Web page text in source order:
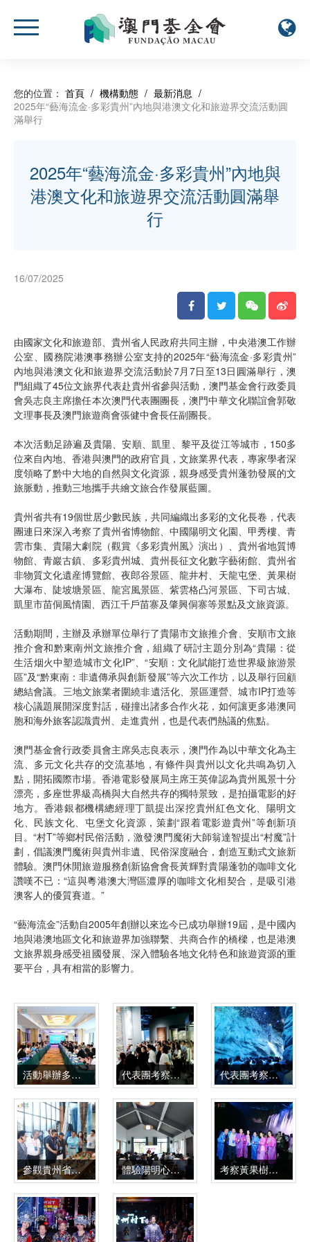
您的位置： 首頁 / 機構動態 / 最新消息 /
2025年“藝海流金·多彩貴州”內地與港澳文化和旅遊界交流活動圓
滿舉行
2025年“藝海流金·多彩貴州”內地與
港澳文化和旅遊界交流活動圓滿舉
行
16/07/2025
由國家文化和旅遊部、貴州省人民政府共同主辦，中央港澳工作辦
公室、國務院港澳事務辦公室支持的2025年“藝海流金·多彩貴州”
內地與港澳文化和旅遊界交流活動於7月7日至13日圓滿舉行，澳
門組織了45位文旅界代表赴貴州省參與活動，澳門基金會行政委員
會吳志良主席擔任本次澳門代表團團長，澳門中華文化聯誼會郭敬
文理事長及澳門旅遊商會張健中會長任副團長。
本次活動足跡遍及貴陽、安順、凱里、黎平及從江等城市，150多
位來自內地、香港與澳門的政府官員，文旅業界代表，專家學者深
度領略了黔中大地的自然與文化資源，親身感受貴州蓬勃發展的文
旅脈動，推動三地攜手共繪文旅合作發展藍圖。
貴州省共有19個世居少數民族，共同編織出多彩的文化長卷，代表
團連日來深入考察了貴州省博物館、中國陽明文化園、甲秀樓、青
雲市集、貴陽大劇院（觀賞《多彩貴州風》演出）、貴州省地質博
物館、青巖古鎮、多彩貴州城、貴州長征文化數字藝術館、貴州省
非物質文化遺産博覽館、夜郎谷景區、龍井村、天龍屯堡、黃果樹
大瀑布、陡坡塘景區、龍宮風景區、紫雲格凸河景區、下司古城、
凱里市苗侗風情園、西江千戶苗寨及肇興侗寨等景點及文旅資源。
活動期間，主辦及承辦單位舉行了貴陽市文旅推介會、安順市文旅
推介會和黔東南州文旅推介會，組織了研討主題分別為“貴陽：從
生活烟火中塑造城市文化IP”、“安順：文化賦能打造世界級旅游景
區”及“黔東南：非遺傳承與創新發展”等六次工作坊，以及舉行回顧
總結會議。三地文旅業者圍繞非遺活化、景區運營、城市IP打造等
核心議題展開深度對話，碰撞出諸多合作火花，如何讓更多港澳同
胞和海外旅客認識貴州、走進貴州，也是代表們熱議的焦點。
澳門基金會行政委員會主席吳志良表示，澳門作為以中華文化為主
流、多元文化共存的交流基地，有條件與貴州以文化共鳴為切入
點，開拓國際市場。香港電影發展局主席王英偉認為貴州風景十分
漂亮，多座世界級高橋與大自然共存的獨特景致，是拍攝電影的好
地方。香港銀都機構總經理丁凱提出深挖貴州紅色文化、陽明文
化、民族文化、屯堡文化資源，策劃“跟着電影遊貴州”等創新項
目。“村T”等鄉村民俗活動，激發澳門魔術大師翁達智提出“村魔”計
劃，倡議澳門魔術與貴州非遺、民俗深度融合，創造互動式文旅新
體驗。澳門休閒旅遊服務創新協會會長黃輝對貴陽蓬勃的咖啡文化
讚嘆不已：“這與粵港澳大灣區濃厚的咖啡文化相契合，是吸引港
澳客人的優質賽道。”
“藝海流金”活動自2005年創辦以來迄今已成功舉辦19屆，是中國內
地與港澳地區文化和旅遊界加強聯繫、共商合作的橋樑，也是港澳
文旅界親身感受祖國發展、深入體驗各地文化特色和旅遊資源的重
要平台，具有相當的影響力。
活動舉辦多場文旅推介會及主題研討工作坊 代表團考察貴州省博物館 代表團考察貴州長征文化數字藝術館全域行浸劇場《紅飄帶．偉大遠征》
參觀貴州省非物質文化遺産博覽館 體驗陽明心學研學項目 考察黃果樹大瀑布夜遊項目